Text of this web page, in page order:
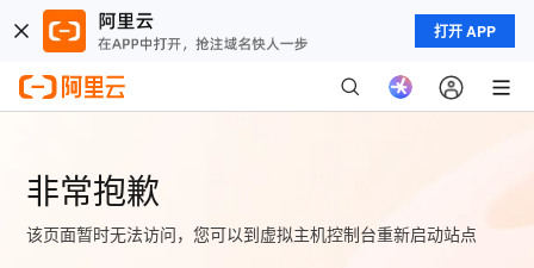
打开 APP
非常抱歉
该页面暂时无法访问，您可以到虚拟主机控制台重新启动站点